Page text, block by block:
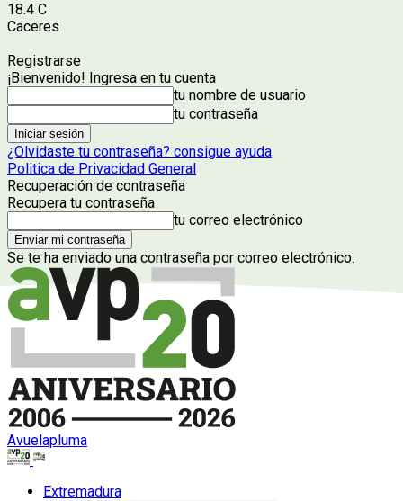
18.4 C
Caceres
Registrarse
¡Bienvenido! Ingresa en tu cuenta
tu nombre de usuario
tu contraseña
¿Olvidaste tu contraseña? consigue ayuda
Politica de Privacidad General
Recuperación de contraseña
Recupera tu contraseña
tu correo electrónico
Se te ha enviado una contraseña por correo electrónico.
Avuelapluma
Extremadura